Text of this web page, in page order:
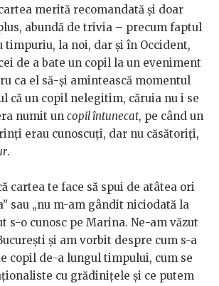
merită recomandată și doar
abundă de trivia – precum faptul
timpuriu, la noi, dar și în Occident,
de a bate un copil la un eveniment
ca el să-și amintească momentul
că un copil nelegitim, căruia nu i se
numit un copil întunecat, pe când un
erau cunoscuți, dar nu căsătoriți,
.
cartea te face să spui de atâtea ori
sau „nu m-am gândit niciodată la
s-o cunosc pe Marina. Ne-am văzut
și am vorbit despre cum s-a
copil de-a lungul timpului, cum se
cu grădinițele și ce putem